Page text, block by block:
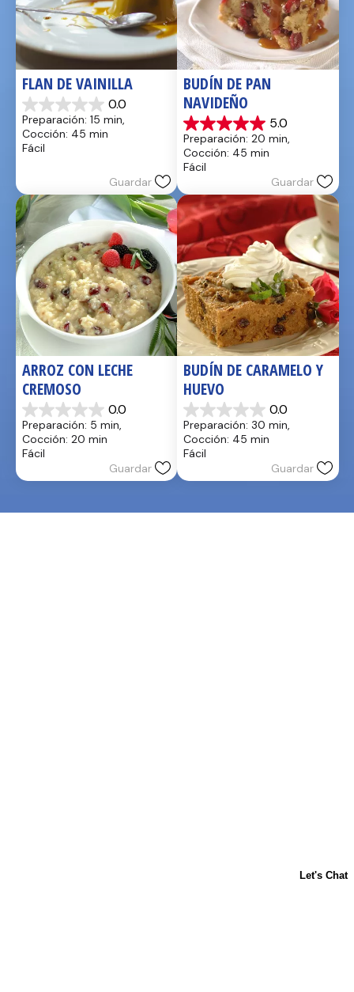
FLAN DE VAINILLA
0.0
0.0
de
5
estrellas.
Preparación: 15 min,
Cocción: 45 min
Fácil
Guardar
BUDÍN DE PAN
NAVIDEÑO
5.0
5.0
de
5
estrellas.
reseña
Preparación: 20 min,
Cocción: 45 min
Fácil
Guardar
ARROZ CON LECHE
CREMOSO
0.0
0.0
de
5
estrellas.
Preparación: 5 min,
Cocción: 20 min
Fácil
Guardar
BUDÍN DE CARAMELO Y
HUEVO
0.0
0.0
de
5
estrellas.
Preparación: 30 min,
Cocción: 45 min
Fácil
Guardar